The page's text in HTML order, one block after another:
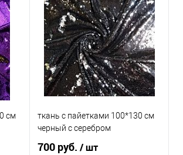
Купить в 1 клик
Сравнение
В избранное
В наличии
см
ткань с пайетками 100*130 см
черный с серебром
700 руб./ шт